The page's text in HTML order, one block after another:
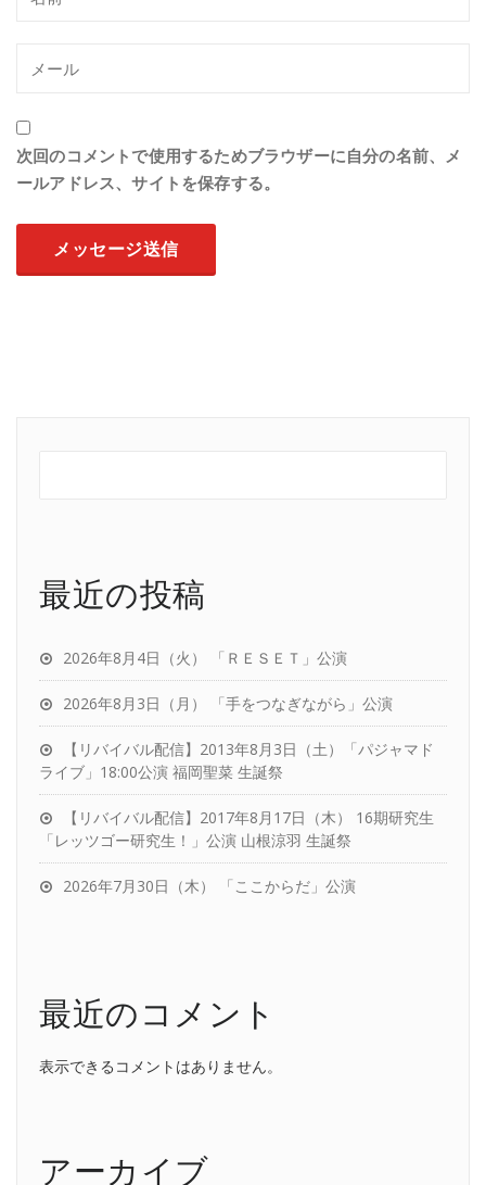
次回のコメントで使用するためブラウザーに自分の名前、メ
ールアドレス、サイトを保存する。
最近の投稿
2026年8月4日（火） 「ＲＥＳＥＴ」公演
2026年8月3日（月） 「手をつなぎながら」公演
【リバイバル配信】2013年8月3日（土）「パジャマド
ライブ」18:00公演 福岡聖菜 生誕祭
【リバイバル配信】2017年8月17日（木） 16期研究生
「レッツゴー研究生！」公演 山根涼羽 生誕祭
2026年7月30日（木） 「ここからだ」公演
最近のコメント
表示できるコメントはありません。
アーカイブ